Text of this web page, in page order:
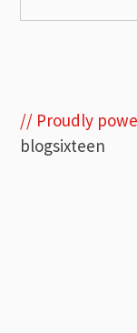
// Proudly
blogsixteen